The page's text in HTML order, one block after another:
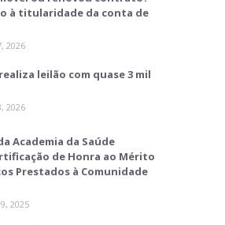
à titularidade da conta de
2026
leilão com quase 3 mil
2026
Academia da Saúde
de Honra ao Mérito
Prestados à Comunidade
2025